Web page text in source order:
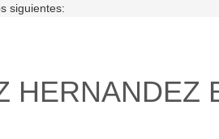
siguientes:
HERNANDEZ